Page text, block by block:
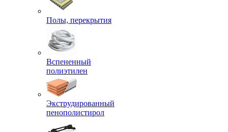
Полы, перекрытия
Вспененный
полиэтилен
Экструдированный
пенополистирол